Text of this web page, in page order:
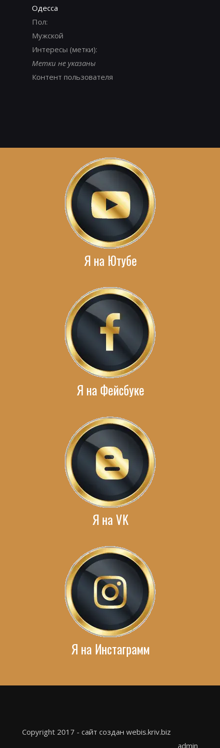
Одесса
Пол:
Мужской
Интересы (метки):
Метки не указаны
Контент пользователя
Я на Ютубе
Я на Фейсбуке
Я на VK
Я на Инстаграмм
Copyright 2017 - сайт создан webis.kriv.biz
admin